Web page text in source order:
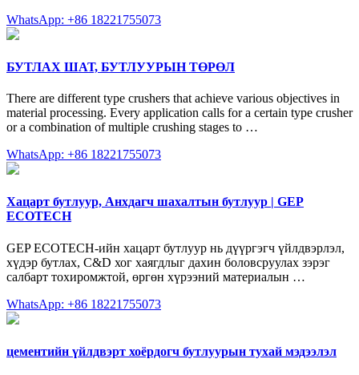
WhatsApp: +86 18221755073
БУТЛАХ ШАТ, БУТЛУУРЫН ТӨРӨЛ
There are different type crushers that achieve various objectives in
material processing. Every application calls for a certain type crusher
or a combination of multiple crushing stages to …
WhatsApp: +86 18221755073
Хацарт бутлуур, Анхдагч шахалтын бутлуур | GEP
ECOTECH
GEP ECOTECH-ийн хацарт бутлуур нь дүүргэгч үйлдвэрлэл,
хүдэр бутлах, C&D хог хаягдлыг дахин боловсруулах зэрэг
салбарт тохиромжтой, өргөн хүрээний материалын …
WhatsApp: +86 18221755073
цементийн үйлдвэрт хоёрдогч бутлуурын тухай мэдээлэл